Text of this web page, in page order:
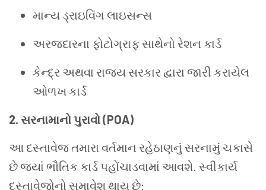
માન્ય ડ્રાઇવિંગ લાઇસન્સ
અરજદારના ફોટોગ્રાફ સાથેનો રેશન કાર્ડ
કેન્દ્ર અથવા રાજ્ય સરકાર દ્વારા જારી કરાયેલ
ઓળખ કાર્ડ
2. સરનામાનો પુરાવો (POA)
આ દસ્તાવેજ તમારા વર્તમાન રહેઠાણનું સરનામું ચકાસે
છે જ્યાં ભૌતિક કાર્ડ પહોંચાડવામાં આવશે. સ્વીકાર્ય
દસ્તાવેજોનો સમાવેશ થાય છે: